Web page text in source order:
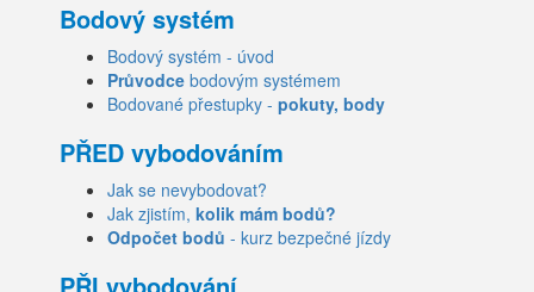
Bodový systém
Bodový systém - úvod
Průvodce bodovým systémem
Bodované přestupky - pokuty, body
PŘED vybodováním
Jak se nevybodovat?
Jak zjistím, kolik mám bodů?
Odpočet bodů - kurz bezpečné jízdy